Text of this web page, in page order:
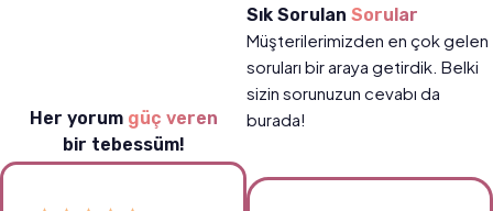
Her yorum güç veren
bir tebessüm!
Sık Sorulan Sorular
Müşterilerimizden en çok gelen
soruları bir araya getirdik. Belki
sizin sorunuzun cevabı da
burada!